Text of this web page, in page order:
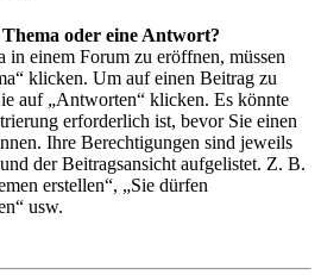
oder eine Antwort?
in einem Forum zu eröffnen, müssen
klicken. Um auf einen Beitrag zu
auf „Antworten“ klicken. Es könnte
erforderlich ist, bevor Sie einen
Ihre Berechtigungen sind jeweils
der Beitragsansicht aufgelistet. Z. B.
erstellen“, „Sie dürfen
usw.